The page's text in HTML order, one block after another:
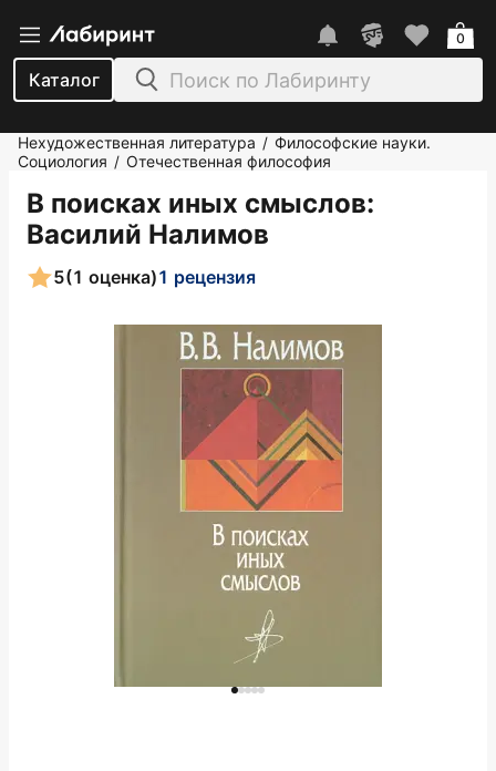
Каталог
0
Нехудожественная литература / Философские науки.
Социология / Отечественная философия
В поисках иных смыслов:
Василий Налимов
5(1 оценка)1 рецензия